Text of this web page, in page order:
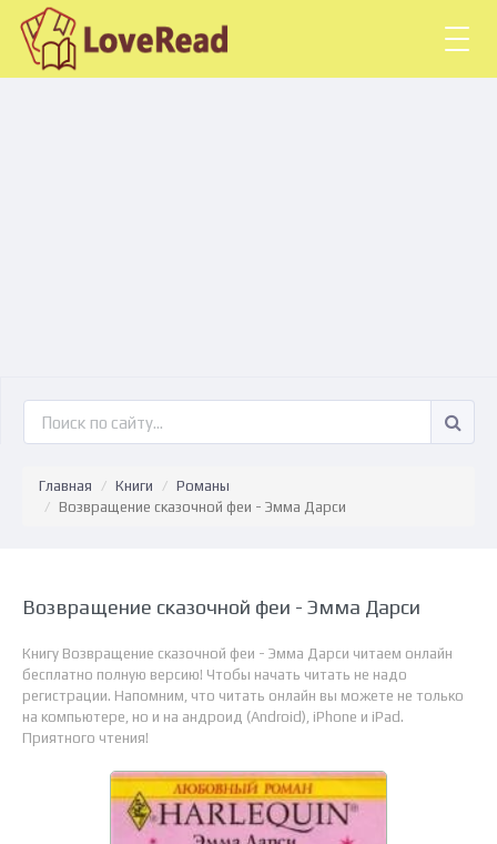
Главная Книги
Романы
Возвращение сказочной феи - Эмма Дарси
Возвращение сказочной феи - Эмма Дарси
Книгу Возвращение сказочной феи - Эмма Дарси читаем онлайн
бесплатно полную версию! Чтобы начать читать не надо
регистрации. Напомним, что читать онлайн вы можете не только
на компьютере, но и на андроид (Android), iPhone и iPad.
Приятного чтения!